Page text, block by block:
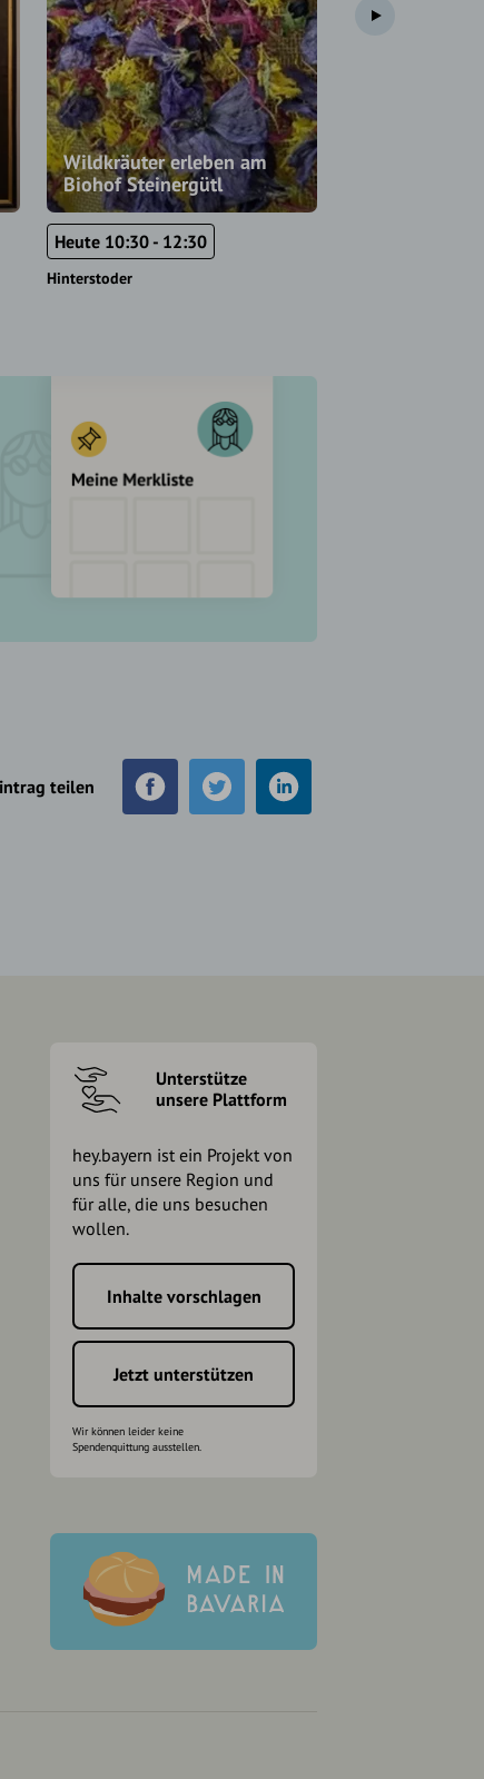
Wildkräuter erleben am
Biohof Steinergütl
Heute 10:30 - 12:30
Hinterstoder
teilen
Unterstütze
unsere Plattform
hey.bayern ist ein Projekt von
uns für unsere Region und
für alle, die uns besuchen
wollen.
Inhalte vorschlagen
Jetzt unterstützen
Wir können leider keine
Spendenquittung ausstellen.